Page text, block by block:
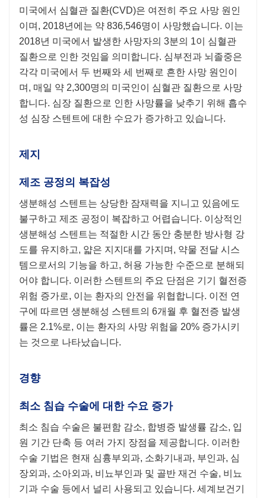
미국에서 심혈관 질환(CVD)은 여전히 ​​주요 사망 원인
이며, 2018년에는 약 836,546명이 사망했습니다. 이는
2018년 미국에서 발생한 사망자의 3분의 1이 심혈관
질환으로 인한 것임을 의미합니다. 심부전과 뇌졸중은
각각 미국에서 두 번째와 세 번째로 흔한 사망 원인이
며, 매일 약 2,300명의 미국인이 심혈관 질환으로 사망
합니다. 심장 질환으로 인한 사망률을 낮추기 위해 흡수
성 심장 스텐트에 대한 수요가 증가하고 있습니다.
제지
제조 공정의 복잡성
생분해성 스텐트는 상당한 잠재력을 지니고 있음에도
불구하고 제조 공정이 복잡하고 어렵습니다. 이상적인
생분해성 스텐트는 적절한 시간 동안 충분한 방사형 강
도를 유지하고, 얇은 지지대를 가지며, 약물 전달 시스
템으로서의 기능을 하고, 허용 가능한 수준으로 분해되
어야 합니다. 이러한 스텐트의 주요 단점은 기기 혈전증
위험 증가로, 이는 환자의 안전을 위협합니다. 이전 연
구에 따르면 생분해성 스텐트의 6개월 후 혈전증 발생
률은 2.1%로, 이는 환자의 사망 위험을 20% 증가시키
는 것으로 나타났습니다.
경향
최소 침습 수술에 대한 수요 증가
최소 침습 수술은 불편함 감소, 합병증 발생률 감소, 입
원 기간 단축 등 여러 가지 장점을 제공합니다. 이러한
수술 기법은 현재 심흉부외과, 소화기내과, 부인과, 심
장외과, 소아외과, 비뇨부인과 및 골반 재건 수술, 비뇨
기과 수술 등에서 널리 사용되고 있습니다. 세계보건기